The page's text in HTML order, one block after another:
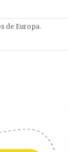
de Europa.